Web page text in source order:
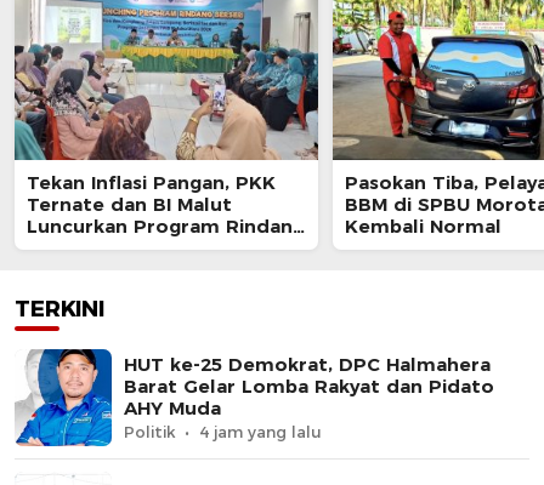
Tekan Inflasi Pangan, PKK
Ternate dan BI Malut
Luncurkan Program Rindang
Berseri
Pasokan Tiba,
BBM di SPBU
Kembali Normal
TERKINI
HUT ke-25 Demokrat, DPC Halmahera
Barat Gelar Lomba Rakyat dan Pidato
AHY Muda
Politik 4 jam yang lalu